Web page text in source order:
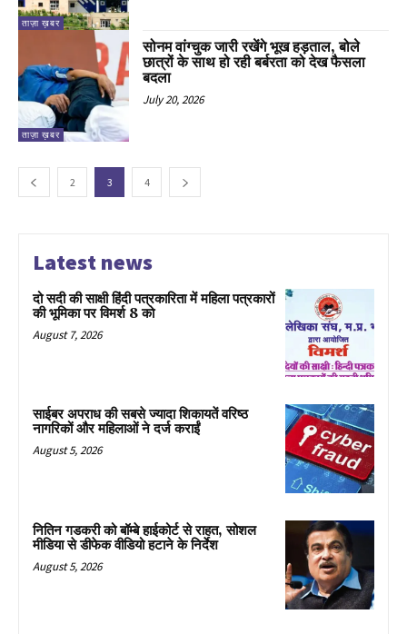
ताज़ा ख़बर
ताज़ा ख़बर
सोनम वांग्चुक जारी रखेंगे भूख हड़ताल, बोले
छात्रों के साथ हो रही बर्बरता को देख फैसला
बदला
July 20, 2026
2 3 4
Latest news
दो सदी की साक्षी हिंदी पत्रकारिता में महिला पत्रकारों
की भूमिका पर विमर्श 8 को
August 7, 2026
साईबर अपराध की सबसे ज्यादा शिकायतें वरिष्ठ
नागरिकों और महिलाओं ने दर्ज कराईं
August 5, 2026
नितिन गडकरी को बॉम्बे हाईकोर्ट से राहत, सोशल
मीडिया से डीफेक वीडियो हटाने के निर्देश
August 5, 2026